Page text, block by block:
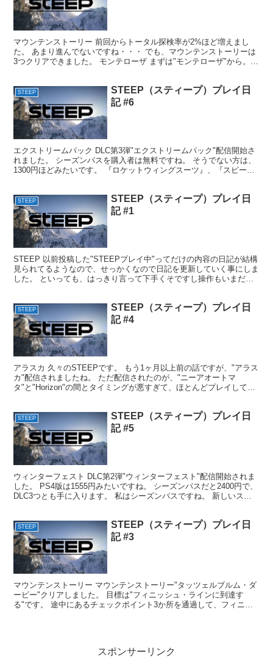
マウンテンストーリー 前回からトータル探検率が2%ほど増えまし
た。 あまり進んでないですね・・・ でも、マウンテンストーリーは
3つクリアできました。 モンテローザ まずは"モンテローザ"から。
STEEP
STEEP（スティープ）プレイ日
記 #6
エクストリームパック DLC第3弾"エクストリームパック"配信開始さ
れました。 シーズンパスを購入者は無料ですね。 そうでない方は、
1300円ほどみたいです。 『ロケットウィングスーツ』、『スピード
STEEP
STEEP（スティープ）プレイ日
記 #1
STEEP 以前投稿した"STEEPプレイ中"ってだけの内容の日記が結構
見られてるようなので、せっかくなので日記を更新していく事にしま
した。 といっても、はっきり言って下手くそですし操作もいまだに
STEEP
STEEP（スティープ）プレイ日
記 #4
アラスカ 久々のSTEEPです。 もう1ヶ月以上前の話ですが、"アラス
カ"配信されましたね。 ただ配信されたのが、"ニーアオートマ
タ"と"Horizon"の間とタイミングが悪すぎて、ほとんどプレイしてい
STEEP
STEEP（スティープ）プレイ日
記 #5
ウィンターフェスト DLC第2弾"ウィンターフェスト"配信開始されま
した。 PS4版は1555円みたいですね。 シーズンパスだと2400円で、
DLC3つとも手に入ります。 私はシーズンパスですね。 新しいスポ
STEEP
STEEP（スティープ）プレイ日
記 #3
マウンテンストーリー マウンテンストーリー"タッツェルブルム・ダ
ービー"クリアしました。 目標は"フィニッシュ・ラインに到達す
る"です。 途中にあるチェックポイント3か所を通過して、フィニッ
スポンサーリンク